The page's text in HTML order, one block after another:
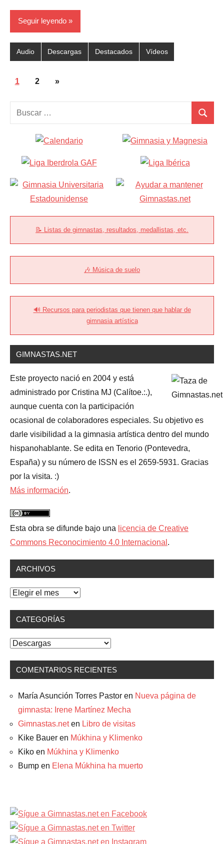
Seguir leyendo
Audio Descargas Destacados Vídeos
Paginación
entradas
1 2
Siguientes
»
Buscar:
Buscar
📝 Listas de gimnastas, resultados, medallistas, etc.
🎶 Música de suelo
🔊 Recursos para periodistas que tienen que hablar de
gimnasia artística
GIMNASTAS.NET
Este proyecto nació en 2004 y está
administrado por Cristina MJ (Calítoe.:.),
aunque cuenta con la participación
ocasional de colaboradores especiales. Su objetivo es
darle visibilidad a la gimnasia artística dentro del mundo
hispanohablante. Se edita en Tenorio (Pontevedra,
España) y su número de ISSN es el 2659-5931. Gracias
por la visita. :)
Más información.
Esta obra se difunde bajo una licencia de Creative
Commons Reconocimiento 4.0 Internacional .
ARCHIVOS
Archivos
CATEGORÍAS
Categorías
COMENTARIOS RECIENTES
María Asunción Torres Pastor en Nueva página de
gimnasta: Irene Martínez Mecha
Gimnastas.neten Libro de visitas
Kike Bauer en Múkhina y Klimenko
Kiko en Múkhina y Klimenko
Bump en Elena Múkhina ha muerto